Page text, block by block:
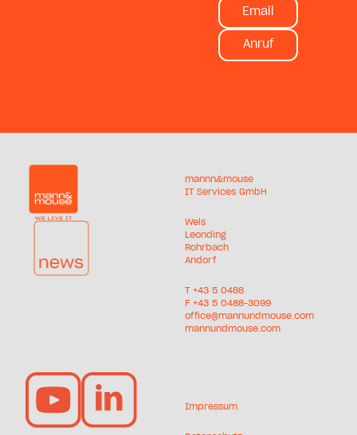
Email
Anruf
mannn&mouse
IT Services GmbH
Wels
Leonding
Rohrbach
Andorf
T +43 5 0488
F +43 5 0488-3099
office@mannundmouse.com
mannundmouse.com
Impressum